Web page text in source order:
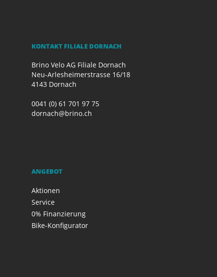
KONTAKT FILIALE DORNACH
Brino Velo AG Filiale Dornach
Neu-Arlesheimerstrasse 16/18
4143 Dornach
0041 (0) 61 701 97 75
dornach@brino.ch
ANGEBOT
Aktionen
Service
0% Finanzierung
Bike-Konfigurator